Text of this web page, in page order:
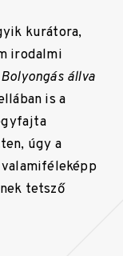
kurátora,
irodalmi
Bolyongás állva
is a
úgy a
tetsző